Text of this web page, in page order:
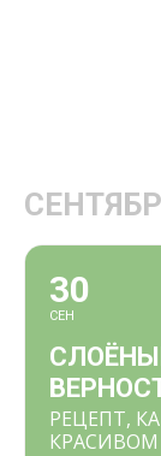
30
СЕН
РЕЦЕПТ,